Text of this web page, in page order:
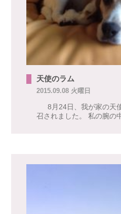
天使のラム
2015.09.08 火曜日
8月24日、我が家の天
召されました。 私の腕の